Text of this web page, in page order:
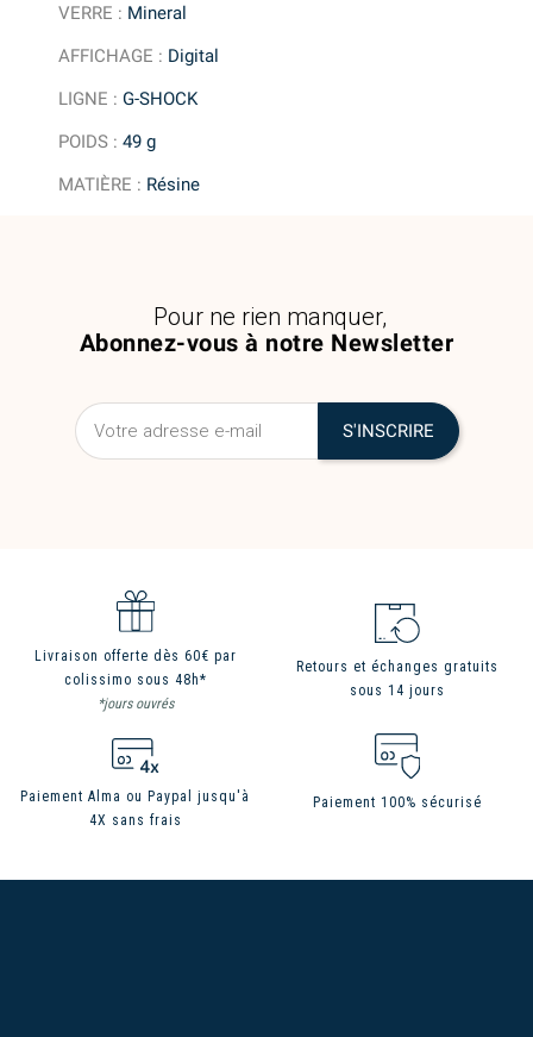
VERRE : Mineral
AFFICHAGE : Digital
LIGNE :G-SHOCK
POIDS :49 g
MATIÈRE : Résine
Abonnez-vous à notre Newsletter
Pour ne rien manquer,
Livraison offerte dès 60€ par
colissimo sous 48h*
*jours ouvrés
Retours et échanges gratuits
sous 14 jours
Paiement Alma ou Paypal jusqu'à
4X sans frais
Paiement 100% sécurisé